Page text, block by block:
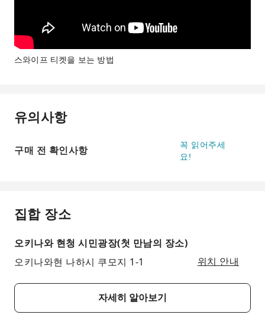
스와이프 티켓을 보는 방법
유의사항
구매 전 확인사항
꼭 읽어주세
요!
집합 장소
오키나와 현청 시민광장(첫 만남의 장소)
오키나와현 나하시 쿠모지 1-1
위치 안내
자세히 알아보기